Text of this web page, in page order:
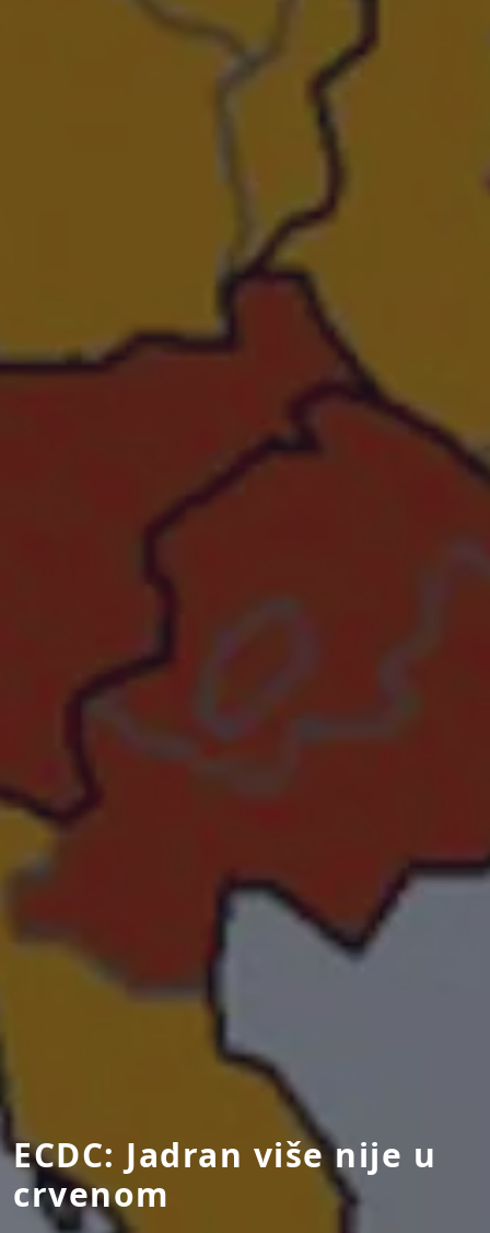
ECDC: Jadran više nije u
crvenom